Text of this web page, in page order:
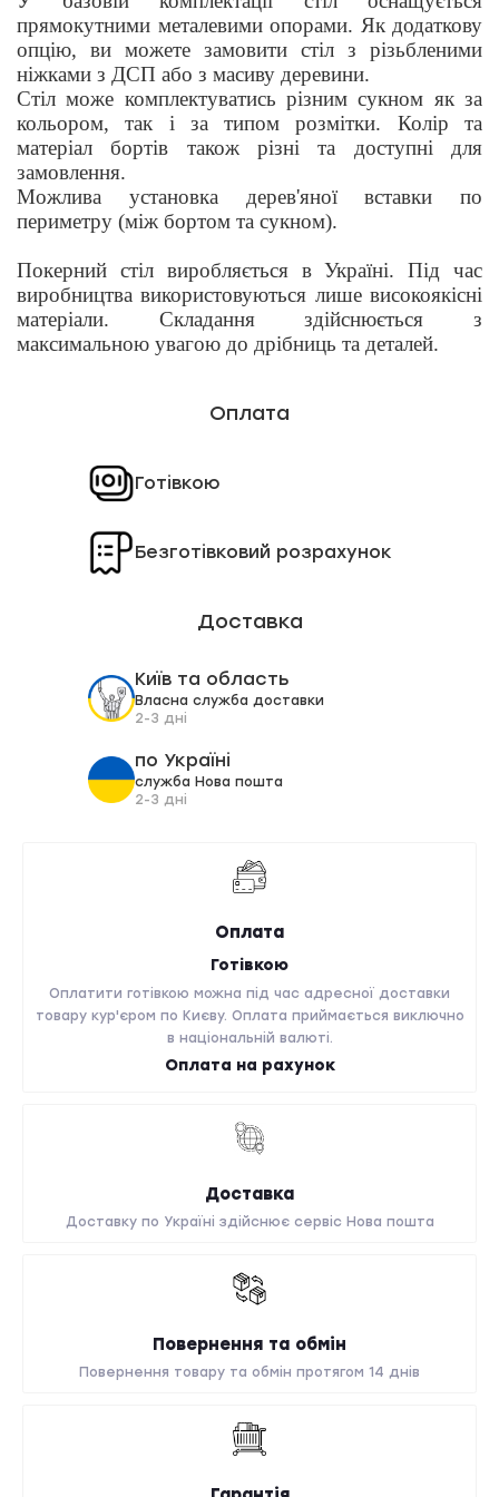
прямокутними металевими опорами. Як додаткову
опцію, ви можете замовити стіл з різьбленими
ніжками з ДСП або з масиву деревини.
Стіл може комплектуватись різним сукном як за
кольором, так і за типом розмітки. Колір та
матеріал бортів також різні та доступні для
замовлення.
Можлива установка дерев'яної вставки по
периметру (між бортом та сукном).
Покерний стіл виробляється в Україні. Під час
виробництва використовуються лише високоякісні
матеріали. Складання здійснюється з
максимальною увагою до дрібниць та деталей.
Оплата
Готівкою
Безготівковий розрахунок
Доставка
Київ та область
Власна служба доставки
2-3 дні
по Україні
служба Нова пошта
2-3 дні
Оплата
Готівкою
Оплатити готівкою можна під час адресної доставки
товару кур'єром по Києву. Оплата приймається виключно
в національній валюті.
Оплата на рахунок
Доставка
Доставку по Україні здійснює сервіс Нова пошта
Повернення та обмін
Повернення товару та обмін протягом 14 днів